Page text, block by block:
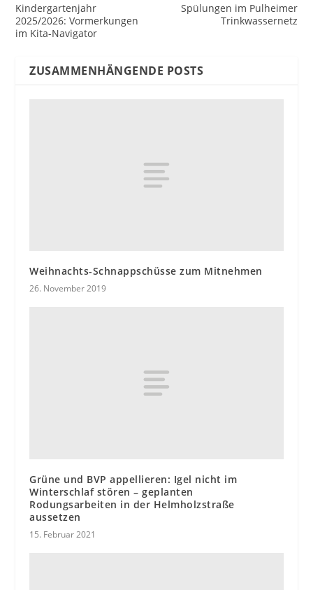
Kindergartenjahr
2025/2026: Vormerkungen
im Kita-Navigator
Spülungen im Pulheimer
Trinkwassernetz
ZUSAMMENHÄNGENDE POSTS
Weihnachts-Schnappschüsse zum Mitnehmen
26. November 2019
Grüne und BVP appellieren: Igel nicht im
Winterschlaf stören – geplanten
Rodungsarbeiten in der Helmholzstraße
aussetzen
15. Februar 2021